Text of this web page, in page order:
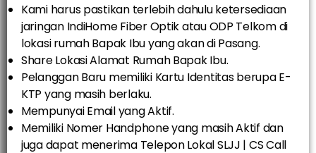
Kami harus pastikan terlebih dahulu ketersediaan
jaringan IndiHome Fiber Optik atau ODP Telkom di
lokasi rumah Bapak Ibu yang akan di Pasang.
Share Lokasi Alamat Rumah Bapak Ibu.
Pelanggan Baru memiliki Kartu Identitas berupa E-
KTP yang masih berlaku.
Mempunyai Email yang Aktif.
Memiliki Nomer Handphone yang masih Aktif dan
juga dapat menerima Telepon Lokal SLJJ | CS Call